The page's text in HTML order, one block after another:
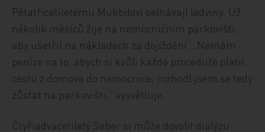
Pětatřicetiletému Mukbilovi selhávají ledviny. Už
několik měsíců žije na nemocničním parkovišti,
aby ušetřil na nákladech za dojíždění. „Nemám
peníze na to, abych si kvůli každé proceduře platil
cestu z domova do nemocnice, rozhodl jsem se tedy
zůstat na parkovišti,“ vysvětluje.
Čtyřiadvacetiletý Saber si může dovolit dialýzu